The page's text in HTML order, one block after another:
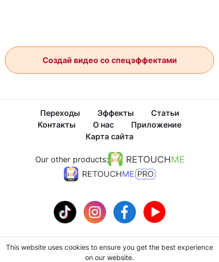
Создай видео со спецэффектами
Переходы Эффекты
Статьи
Контакты
О нас
Приложение
Карта сайта
Политика конфиденциальностиУсловия использования
Our other products:
This website uses cookies to ensure you get the best experience
on our website.